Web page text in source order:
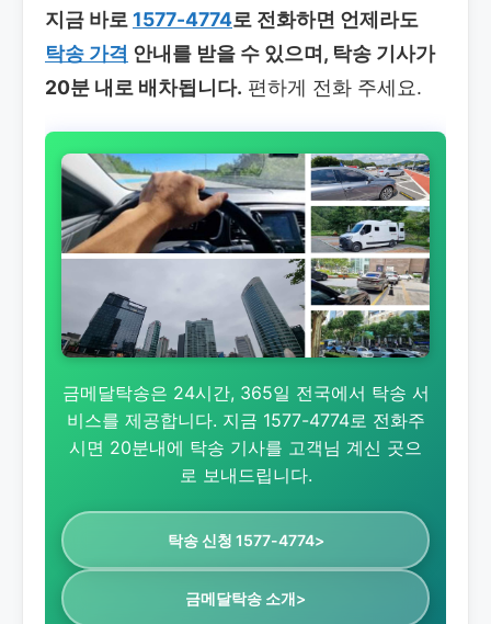
지금 바로1577-4774로 전화하면 언제라도
탁송 가격 안내를 받을 수 있으며, 탁송 기사가
20분 내로 배차됩니다. 편하게 전화 주세요.
금메달탁송은 24시간, 365일 전국에서 탁송 서
비스를 제공합니다. 지금 1577-4774로 전화주
시면 20분내에 탁송 기사를 고객님 계신 곳으
로 보내드립니다.
탁송 신청 1577-4774>
금메달탁송 소개>